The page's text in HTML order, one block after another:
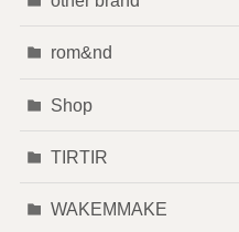
rom&nd
Shop
TIRTIR
WAKEMMAKE